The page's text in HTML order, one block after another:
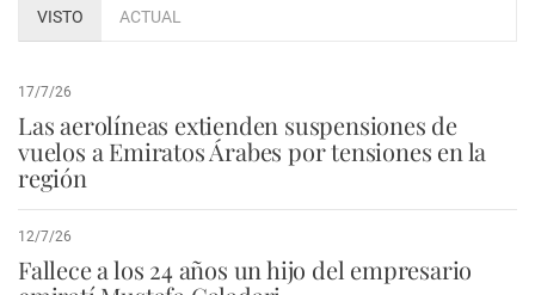
VISTO ACTUAL
17/7/26
Las aerolíneas extienden suspensiones de
vuelos a Emiratos Árabes por tensiones en la
región
12/7/26
Fallece a los 24 años un hijo del empresario